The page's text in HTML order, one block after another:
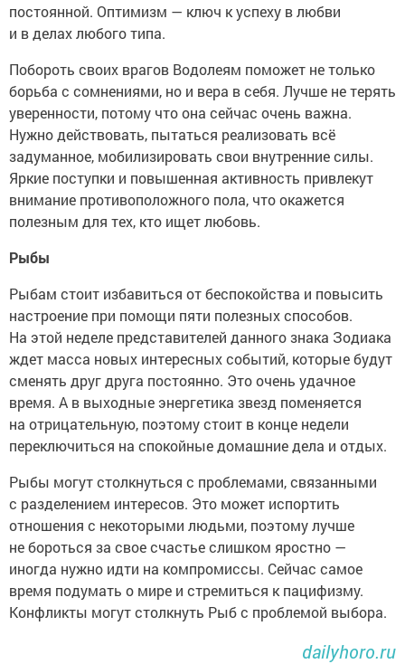
постоянной. Оптимизм — ключ к успеху в любви
и в делах любого типа.
Побороть своих врагов Водолеям поможет не только
борьба с сомнениями, но и вера в себя. Лучше не терять
уверенности, потому что она сейчас очень важна.
Нужно действовать, пытаться реализовать всё
задуманное, мобилизировать свои внутренние силы.
Яркие поступки и повышенная активность привлекут
внимание противоположного пола, что окажется
полезным для тех, кто ищет любовь.
Рыбы
Рыбам стоит избавиться от беспокойства и повысить
настроение при помощи пяти полезных способов.
На этой неделе представителей данного знака Зодиака
ждет масса новых интересных событий, которые будут
сменять друг друга постоянно. Это очень удачное
время. А в выходные энергетика звезд поменяется
на отрицательную, поэтому стоит в конце недели
переключиться на спокойные домашние дела и отдых.
Рыбы могут столкнуться с проблемами, связанными
с разделением интересов. Это может испортить
отношения с некоторыми людьми, поэтому лучше
не бороться за свое счастье слишком яростно —
иногда нужно идти на компромиссы. Сейчас самое
время подумать о мире и стремиться к пацифизму.
Конфликты могут столкнуть Рыб с проблемой выбора.
dailyhoro.ru